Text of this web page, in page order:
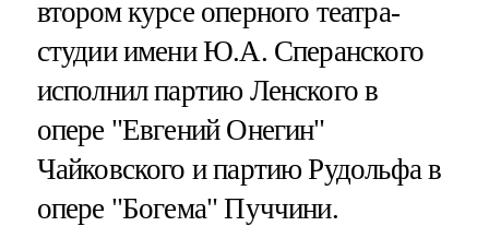
втором курсе оперного театра-
студии имени Ю.А. Сперанского
исполнил партию Ленского в
опере "Евгений Онегин"
Чайковского и партию Рудольфа в
опере "Богема" Пуччини.